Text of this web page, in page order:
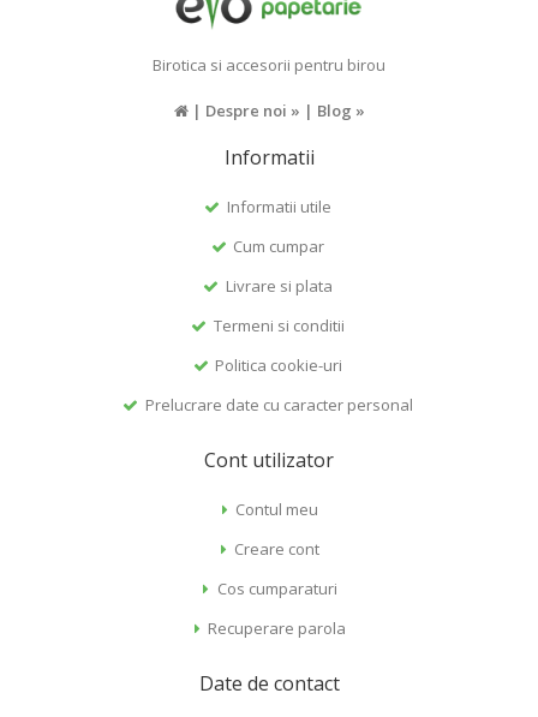
Birotica si accesorii pentru birou
| Despre noi » | Blog »
Informatii
Informatii utile
Cum cumpar
Livrare si plata
Termeni si conditii
Politica cookie-uri
Prelucrare date cu caracter personal
Cont utilizator
Contul meu
Creare cont
Cos cumparaturi
Recuperare parola
Date de contact